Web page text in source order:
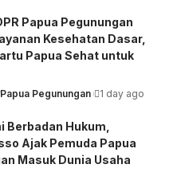
Papua Pegunungan
Kesehatan Dasar,
Papua Sehat untuk
Papua Pegunungan 1 day ago
Berbadan Hukum,
Ajak Pemuda Papua
Masuk Dunia Usaha